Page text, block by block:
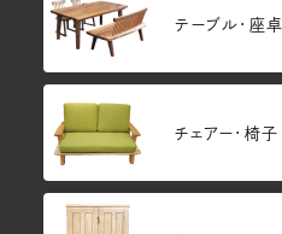
テーブル・座卓
チェアー・椅子